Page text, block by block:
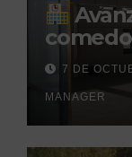
Sol: su
prevista
7 DE
MANAGER